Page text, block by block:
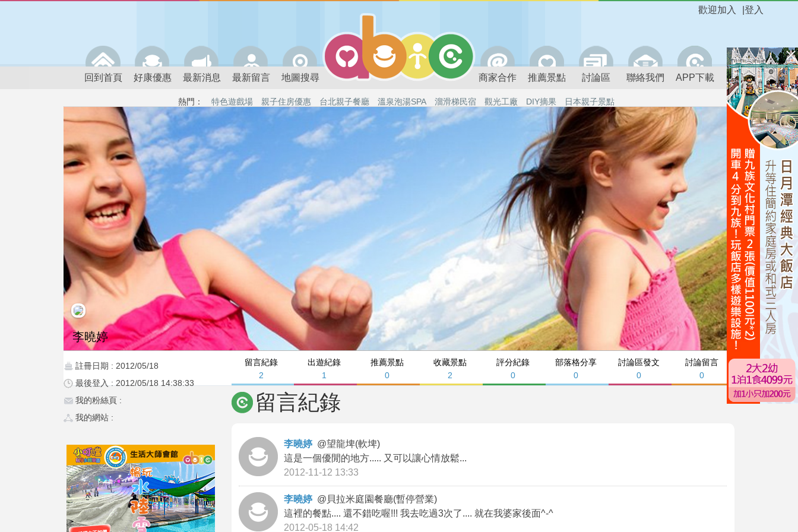
登入
歡迎加入
回到首頁 好康優惠 最新消息 最新留言 地圖搜尋 商家合作 推薦景點 討論區 聯絡我們 APP下載
熱門： 特色遊戲場 親子住房優惠 台北親子餐廳 溫泉泡湯SPA 溜滑梯民宿 觀光工廠 DIY摘果 日本親子景點
留言紀錄
2
出遊紀錄
1
推薦景點
0
收藏景點
2
評分紀錄
0
部落格分享
0
討論區發文
0
討論留言
0
李曉婷
註冊日期 : 2012/05/18
最後登入 : 2012/05/18 14:38:33
我的粉絲頁 :
我的網站 :
留言紀錄
李曉婷 @望龍埤(軟埤)
這是一個優閒的地方..... 又可以讓心情放鬆...
2012-11-12 13:33
李曉婷 @ 貝拉米庭園餐廳(暫停營業)
這裡的餐點.... 還不錯吃喔!!! 我去吃過3次了.... 就在我婆家後面^-^
2012-05-18 14:42